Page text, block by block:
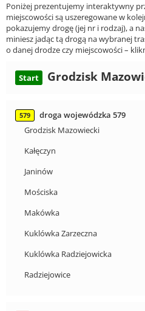
Poniżej prezentujemy interaktywny
miejscowości są uszeregowane w
pokazujemy drogę (jej nr i rodzaj), a
miniesz jadąc tą drogą na wybranej
o danej drodze czy miejscowości –
Start Grodzisk
579
droga wojewódzka 579
Grodzisk Mazowiecki
Kałęczyn
Janinów
Mościska
Makówka
Kuklówka Zarzeczna
Kuklówka Radziejowicka
Radziejowice